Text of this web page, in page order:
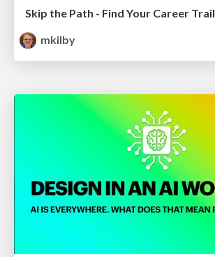
Skip the Path - Find Your Career Trail
mkilby